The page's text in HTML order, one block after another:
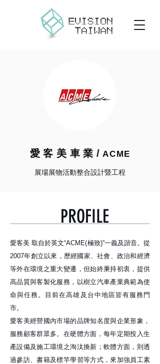
愛客美車業/ ACME
展場展物活動整合設計暨工程
PROFILE
愛客美 取自於英文“ACME(極致)”一義及諧音。從
2007年創立以來，歷經國家、社會、政治和經濟
等外在環境之重大變遷，但始終秉持初衷，提供
高品質與客製化服務，以樹立汽車產業典範為使
命與任務。目前在高雄及台中地區皆有服務門
市。
愛客美經營國內市場的品牌知名度與企業形象，
服務顧客群眾多。在硬體方面，每年定期投入生
產設備及施工環境之淘汰換新；軟體方面，則透
過參訪、書籍及標竿學習等方式，來加強員工素